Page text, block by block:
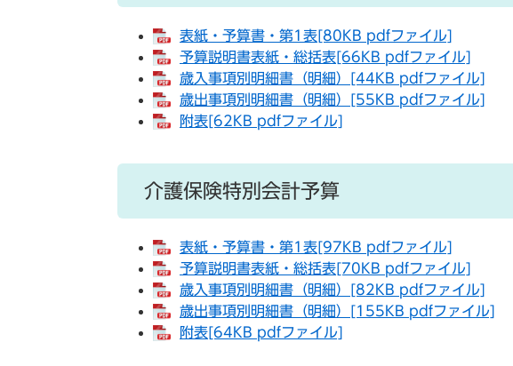
表紙・予算書・第1表[80KB pdfファイル]
予算説明書表紙・総括表[66KB pdfファイル]
歳入事項別明細書（明細）[44KB pdfファイル]
歳出事項別明細書（明細）[55KB pdfファイル]
附表[62KB pdfファイル]
介護保険特別会計予算
表紙・予算書・第1表[97KB pdfファイル]
予算説明書表紙・総括表[70KB pdfファイル]
歳入事項別明細書（明細）[82KB pdfファイル]
歳出事項別明細書（明細）[155KB pdfファイル]
附表[64KB pdfファイル]